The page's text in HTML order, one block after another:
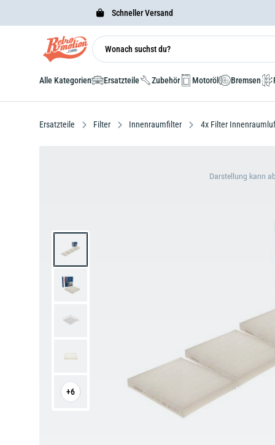
Schneller Versand
Alle Kategorien Ersatzteile Zubehör Motoröl Bremsen
Ersatzteile Filter Innenraumfilter 4x Filter
Darstellung kann
+6